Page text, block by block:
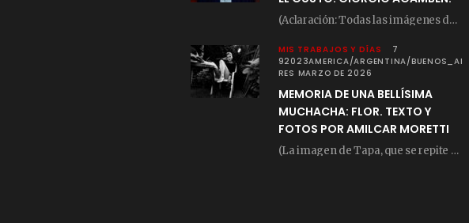
(Aclaración: Todas las imágenes de este posteo fueron tomadas de Bloghemia.com, y todos los…
MIS TRABAJOS Y DÍAS
7
92023AMERICA/ARGENTINA/BUENOS_AI
RES MARZO DE 2026
MEMORIA DE UNA BELLÍSIMA
MUCHACHA: FLOR. TEXTO Y
FOTOS POR AMILCAR MORETTI
(La imagen de Tapa, que se repite arriba, fue compuesta por Amilcar Moretti el viernes…